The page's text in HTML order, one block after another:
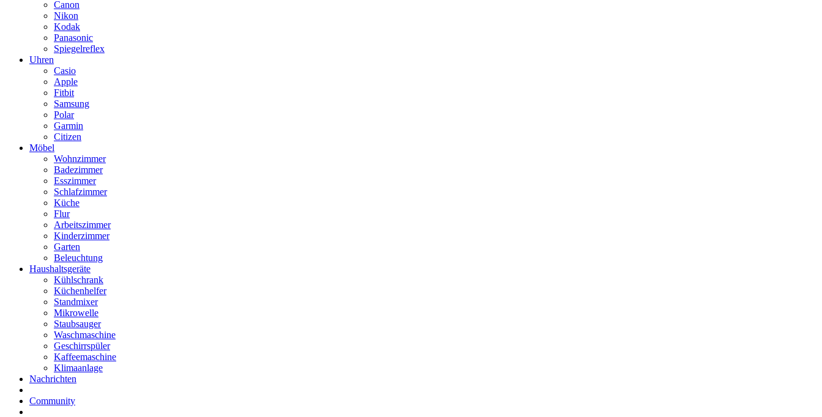
Canon
Nikon
Kodak
Panasonic
Spiegelreflex
Uhren
Casio
Apple
Fitbit
Samsung
Polar
Garmin
Citizen
Möbel
Wohnzimmer
Badezimmer
Esszimmer
Schlafzimmer
Küche
Flur
Arbeitszimmer
Kinderzimmer
Garten
Beleuchtung
Haushaltsgeräte
Kühlschrank
Küchenhelfer
Standmixer
Mikrowelle
Staubsauger
Waschmaschine
Geschirrspüler
Kaffeemaschine
Klimaanlage
Nachrichten
Community